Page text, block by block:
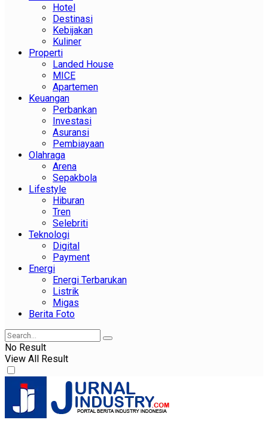
Hotel
Destinasi
Kebijakan
Kuliner
Properti
Landed House
MICE
Apartemen
Keuangan
Perbankan
Investasi
Asuransi
Pembiayaan
Olahraga
Arena
Sepakbola
Lifestyle
Hiburan
Tren
Selebriti
Teknologi
Digital
Payment
Energi
Energi Terbarukan
Listrik
Migas
Berita Foto
No Result
View All Result